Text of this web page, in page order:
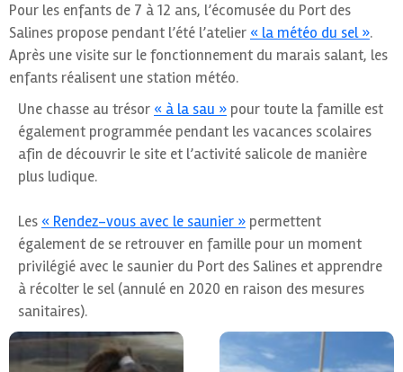
Pour les enfants de 7 à 12 ans, l’écomusée du Port des
Salines propose pendant l’été l’atelier « la météo du sel ».
Après une visite sur le fonctionnement du marais salant, les
enfants réalisent une station météo.
Une chasse au trésor « à la sau » pour toute la famille est
également programmée pendant les vacances scolaires
afin de découvrir le site et l’activité salicole de manière
plus ludique.
Les « Rendez-vous avec le saunier » permettent
également de se retrouver en famille pour un moment
privilégié avec le saunier du Port des Salines et apprendre
à récolter le sel (annulé en 2020 en raison des mesures
sanitaires).